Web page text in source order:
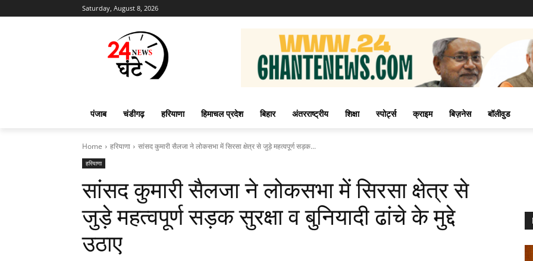
Saturday, August 8, 2026
पंजाब चंडीगढ़ हरियाणा हिमाचल प्रदेश बिहार अंतरराष्ट्रीय शिक्षा स्पोर्ट्स क्राइम बिज़नेस बॉलीवुड
Home हरियाणा सांसद कुमारी सैलजा ने लोकसभा में सिरसा क्षेत्र से जुड़े महत्वपूर्ण सड़क...
हरियाणा
सांसद कुमारी सैलजा ने लोकसभा में सिरसा क्षेत्र से
जुड़े महत्वपूर्ण सड़क सुरक्षा व बुनियादी ढांचे के मुद्दे
उठाए